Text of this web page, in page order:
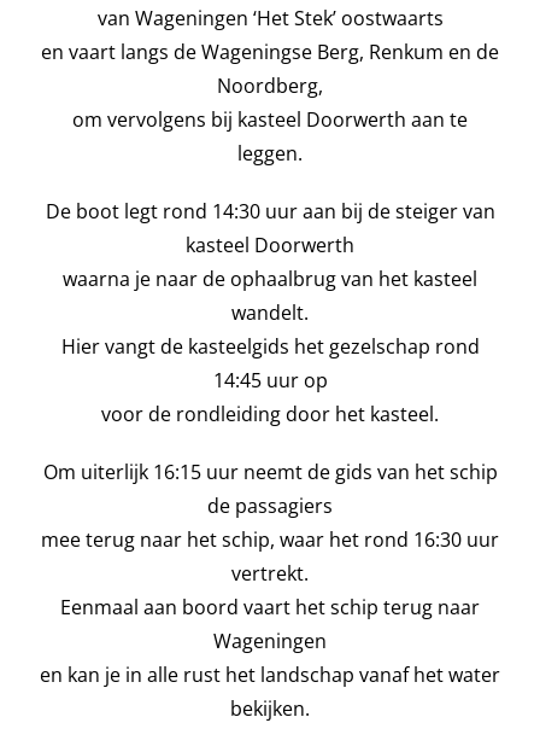
van Wageningen ‘Het Stek’ oostwaarts
en vaart langs de Wageningse Berg, Renkum en de
Noordberg,
om vervolgens bij kasteel Doorwerth aan te
leggen.
De boot legt rond 14:30 uur aan bij de steiger van
kasteel Doorwerth
waarna je naar de ophaalbrug van het kasteel
wandelt.
Hier vangt de kasteelgids het gezelschap rond
14:45 uur op
voor de rondleiding door het kasteel.
Om uiterlijk 16:15 uur neemt de gids van het schip
de passagiers
mee terug naar het schip, waar het rond 16:30 uur
vertrekt.
Eenmaal aan boord vaart het schip terug naar
Wageningen
en kan je in alle rust het landschap vanaf het water
bekijken.